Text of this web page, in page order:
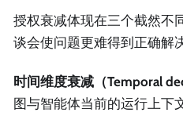
授权衰减体现在三个截然不
谈会使问题更难得到正确解
时间维度衰减（Temporal
图与智能体当前的运行上下